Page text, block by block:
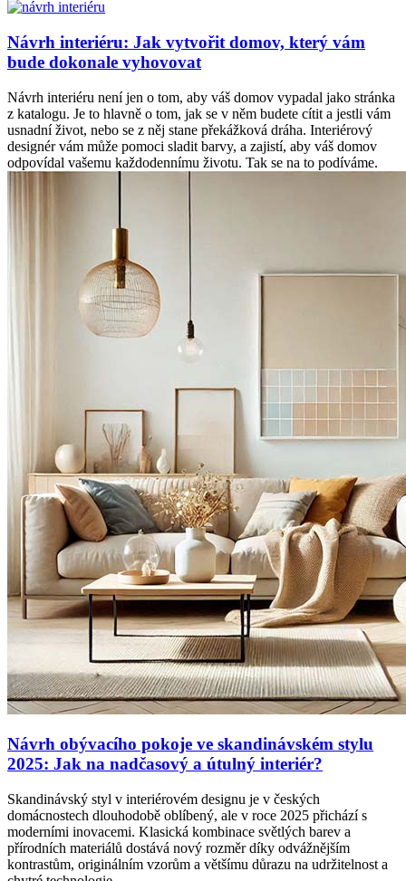
Návrh interiéru: Jak vytvořit domov, který vám
bude dokonale vyhovovat
Návrh interiéru není jen o tom, aby váš domov vypadal jako stránka
z katalogu. Je to hlavně o tom, jak se v něm budete cítit a jestli vám
usnadní život, nebo se z něj stane překážková dráha. Interiérový
designér vám může pomoci sladit barvy, a zajistí, aby váš domov
odpovídal vašemu každodennímu životu. Tak se na to podíváme.
Návrh obývacího pokoje ve skandinávském stylu
2025: Jak na nadčasový a útulný interiér?
Skandinávský styl v interiérovém designu je v českých
domácnostech dlouhodobě oblíbený, ale v roce 2025 přichází s
moderními inovacemi. Klasická kombinace světlých barev a
přírodních materiálů dostává nový rozměr díky odvážnějším
kontrastům, originálním vzorům a většímu důrazu na udržitelnost a